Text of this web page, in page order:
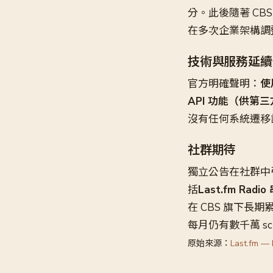
分。此後隨著
在多次企業架構
技術與服務延
官方明確聲明：
API 功能（供第
沒有任何系統遷
社群期待
獨立公告在社群
括Last.fm Radio
在 CBS 旗下長期
每月仍有數千萬
原始來源： Last.fm —